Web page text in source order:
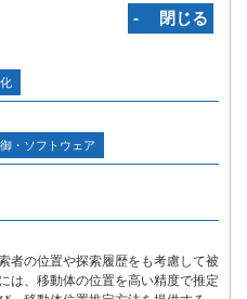
‐ 閉じる
・ソフトウェア
者の位置や探索履歴をも考慮して被
は、移動体の位置を高い精度で推定